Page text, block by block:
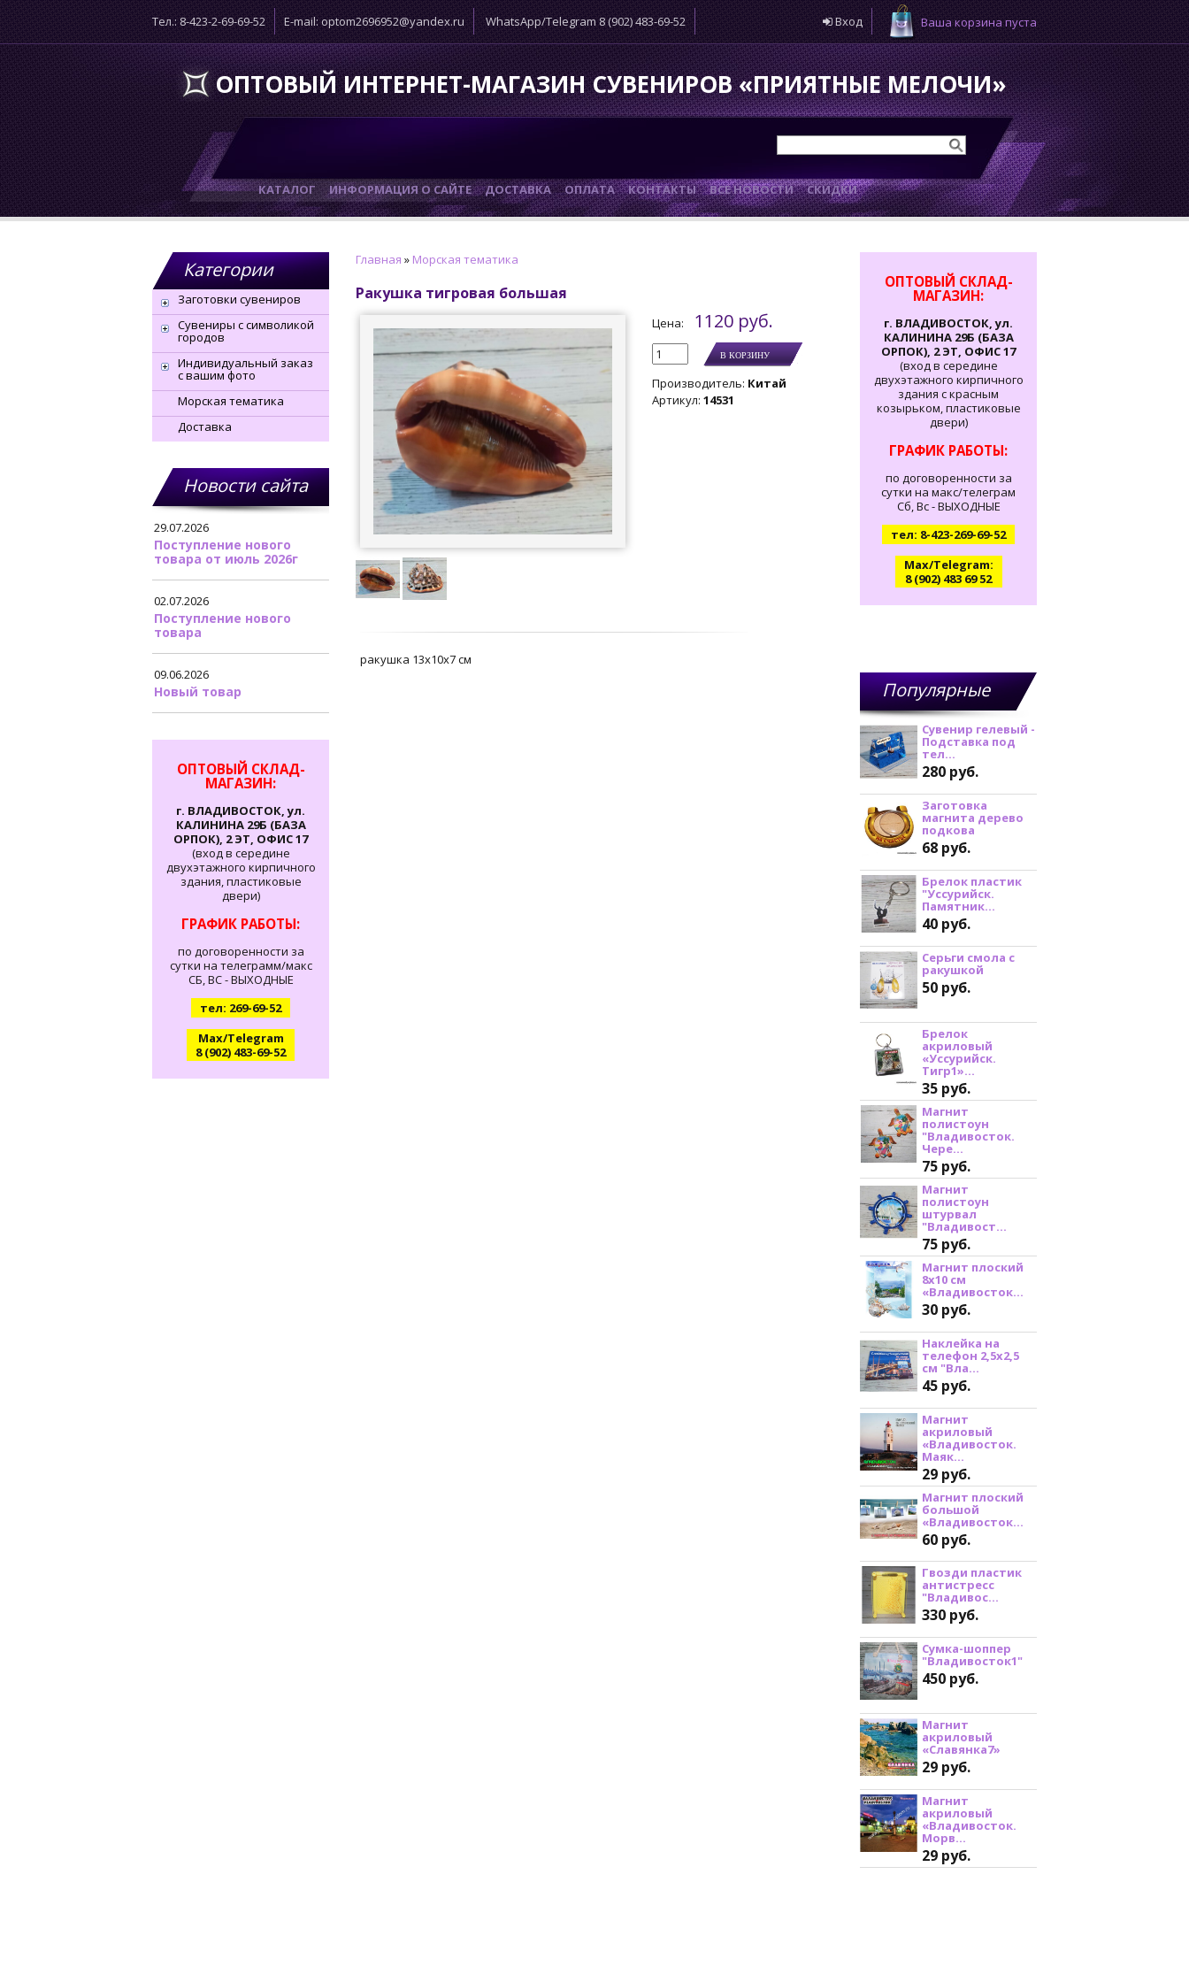
Тел.: 8-423-2-69-69-52 E-mail: optom2696952@yandex.ru WhatsApp/Telegram 8 (902) 483-69-52 Ваша корзина пуста
Вход
ОПТОВЫЙ ИНТЕРНЕТ-МАГАЗИН СУВЕНИРОВ «ПРИЯТНЫЕ МЕЛОЧИ»
КАТАЛОГ ИНФОРМАЦИЯ О САЙТЕ ДОСТАВКА ОПЛАТА КОНТАКТЫ ВСЕ НОВОСТИ СКИДКИ
Категории
Заготовки сувениров
Сувениры с символикой
городов
Индивидуальный заказ
с вашим фото
Морская тематика
Доставка
Новости сайта
29.07.2026
Поступление нового
товара от июль 2026г
02.07.2026
Поступление нового
товара
09.06.2026
Новый товар
ОПТОВЫЙ СКЛАД-
МАГАЗИН:
г. ВЛАДИВОСТОК, ул.
КАЛИНИНА 29Б (БАЗА
ОРПОК), 2 ЭТ, ОФИС 17
(вход в середине
двухэтажного кирпичного
здания, пластиковые
двери)
ГРАФИК РАБОТЫ:
по договоренности за
сутки на телеграмм/макс
СБ, ВС - ВЫХОДНЫЕ
тел: 269-69-52
Max/Telegram
8 (902) 483-69-52
Главная » Морская тематика
Ракушка тигровая большая
Цена: 1120 руб.
Производитель: Китай
Артикул: 14531
ракушка 13х10х7 см
ОПТОВЫЙ СКЛАД-
МАГАЗИН:
г. ВЛАДИВОСТОК, ул.
КАЛИНИНА 29Б (БАЗА
ОРПОК), 2 ЭТ, ОФИС 17
(вход в середине
двухэтажного кирпичного
здания с красным
козырьком, пластиковые
двери)
ГРАФИК РАБОТЫ:
по договоренности за
сутки на макс/телеграм
Сб, Вс - ВЫХОДНЫЕ
тел: 8-423-269-69-52
Max/Telegram:
8 (902) 483 69 52
Популярные
товарыСувенир гелевый -
Подставка под
тел...
280 руб.
Заготовка
магнита дерево
подкова
68 руб.
Брелок пластик
"Уссурийск.
Памятник...
40 руб.
Серьги смола с
ракушкой
50 руб.
Брелок
акриловый
«Уссурийск.
Тигр1»...
35 руб.
Магнит
полистоун
"Владивосток.
Чере...
75 руб.
Магнит
полистоун
штурвал
"Владивост...
75 руб.
Магнит плоский
8х10 см
«Владивосток...
30 руб.
Наклейка на
телефон 2,5х2,5
см "Вла...
45 руб.
Магнит
акриловый
«Владивосток.
Маяк...
29 руб.
Магнит плоский
большой
«Владивосток...
60 руб.
Гвозди пластик
антистресс
"Владивос...
330 руб.
Сумка-шоппер
"Владивосток1"
450 руб.
Магнит
акриловый
«Славянка7»
29 руб.
Магнит
акриловый
«Владивосток.
Морв...
29 руб.